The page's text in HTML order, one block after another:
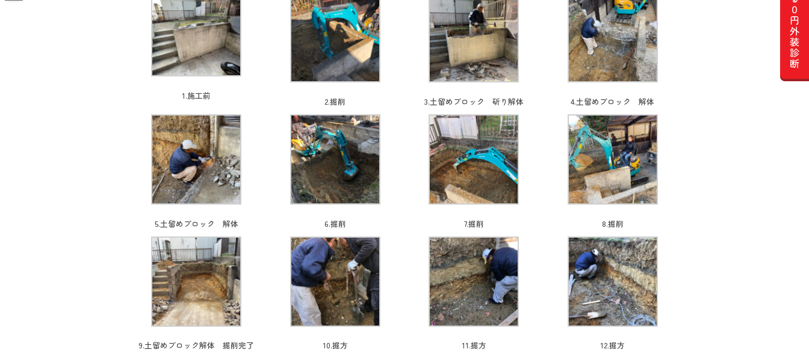
1.施工前
2.掘削 3.土留めブロック 斫り解体 4.土留めブロック 解体
5.土留めブロック 解体 6.掘削 7.掘削 8.掘削
9.土留めブロック解体 掘削完了 10.掘方 11.掘方 12.掘方